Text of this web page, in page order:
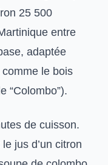
25 500
entre
adaptée
le bois
“Colombo”).
de cuisson.
jus d’un citron